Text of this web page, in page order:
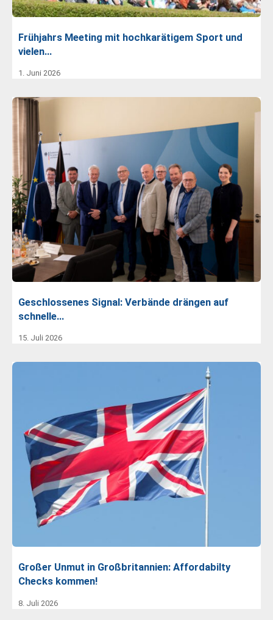
Frühjahrs Meeting mit hochkarätigem Sport und
vielen…
1. Juni 2026
Geschlossenes Signal: Verbände drängen auf
schnelle…
15. Juli 2026
Großer Unmut in Großbritannien: Affordabilty
Checks kommen!
8. Juli 2026